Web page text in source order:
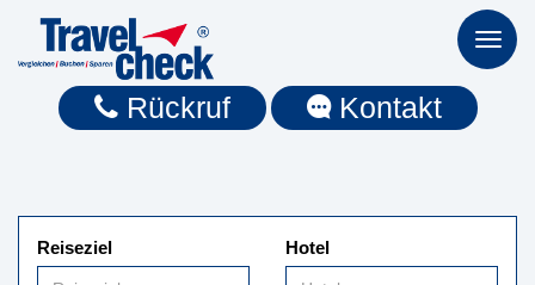
Toggle
Rückruf Kontakt
Reiseziel Hotel